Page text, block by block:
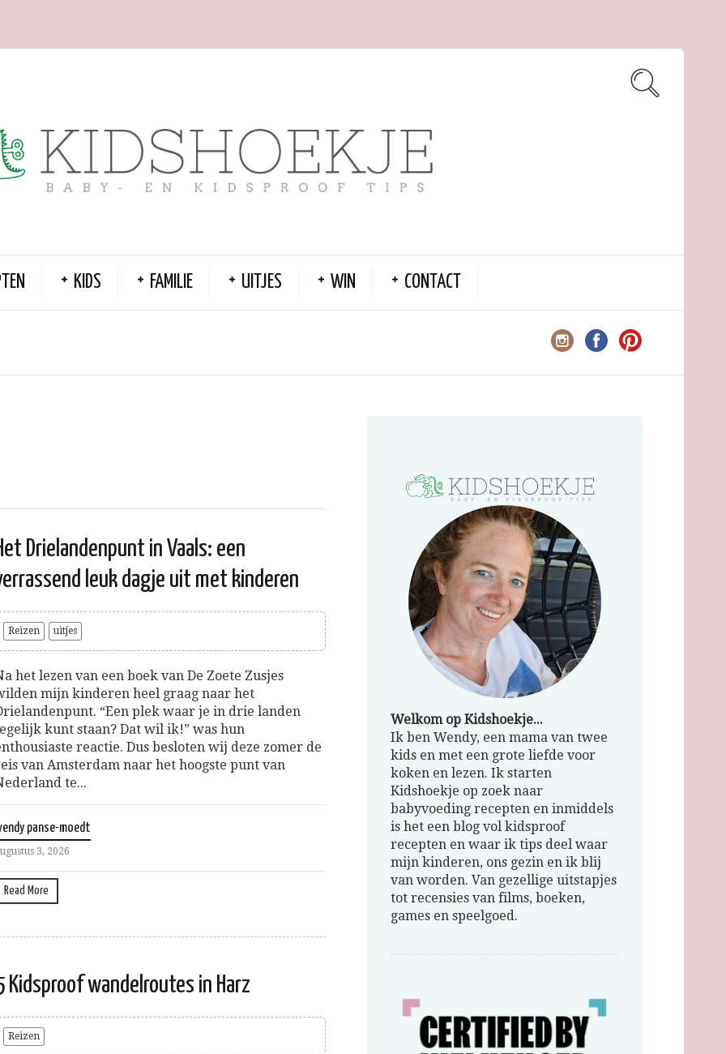
KIDS FAMILIE UITJES WIN CONTACT
Drielandenpunt in Vaals: een
leuk dagje uit met kinderen
Reizen uitjes
het lezen van een boek van De Zoete Zusjes
mijn kinderen heel graag naar het
“Een plek waar je in drie landen
kunt staan? Dat wil ik!” was hun
reactie. Dus besloten wij deze zomer de
van Amsterdam naar het hoogste punt van
te...
panse-moedt
3, 2026
Read More
Kidsproof wandelroutes in Harz
Reizen
Welkom op Kidshoekje...
Ik ben Wendy, een mama van twee
kids en met een grote liefde voor
koken en lezen. Ik starten
Kidshoekje op zoek naar
babyvoeding recepten en inmiddels
is het een blog vol kidsproof
recepten en waar ik tips deel waar
mijn kinderen, ons gezin en ik blij
van worden. Van gezellige uitstapjes
tot recensies van films, boeken,
games en speelgoed.